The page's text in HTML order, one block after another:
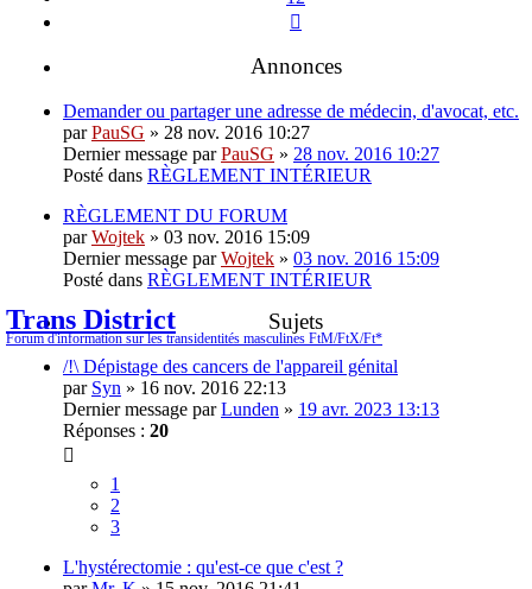
Trans District
Forum d'information sur les transidentités masculines FtM/FtX/Ft*
Annonces
Demander ou partager une adresse de médecin, d'avocat, etc.
parPauSG » 28 nov. 2016 10:27
Dernier message parPauSG » 28 nov. 2016 10:27
Posté dans RÈGLEMENT INTÉRIEUR
RÈGLEMENT DU FORUM
parWojtek » 03 nov. 2016 15:09
Dernier message parWojtek » 03 nov. 2016 15:09
Posté dans RÈGLEMENT INTÉRIEUR
Sujets
/!\ Dépistage des cancers de l'appareil génital
par Syn » 16 nov. 2016 22:13
Dernier message parLunden » 19 avr. 2023 13:13
Réponses : 20
1
2
3
L'hystérectomie : qu'est-ce que c'est ?